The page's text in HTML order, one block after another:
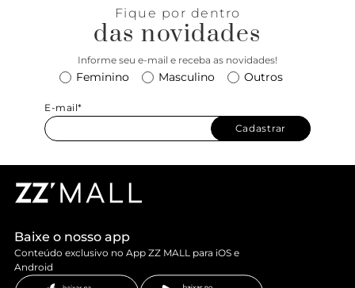
Fique por dentro
das novidades
Informe seu e-mail e receba as novidades!
Feminino Masculino Outros
E-mail*
Cadastrar
Baixe o nosso app
Conteúdo exclusivo no App ZZ MALL para iOS e
Android